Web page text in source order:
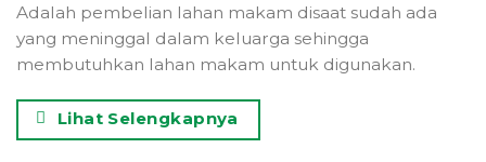
Adalah pembelian lahan makam disaat sudah ada
yang meninggal dalam keluarga sehingga
membutuhkan lahan makam untuk digunakan.
Lihat Selengkapnya